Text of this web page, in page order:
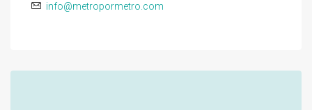
info@metropormetro.com